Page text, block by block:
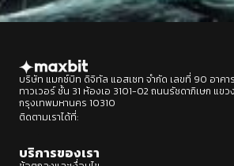
บริษัท แมกซ์บิท ดิจิทัล แอสเซท จำกัด เลขที่ 90 อาค
ทาวเวอร์ ชั้น 31 ห้องเอ 3101-02 ถนนรัชดาภิเษก แข
กรุงเทพมหานคร 10310
ติดตามเราได้ที่:
บริการของเรา